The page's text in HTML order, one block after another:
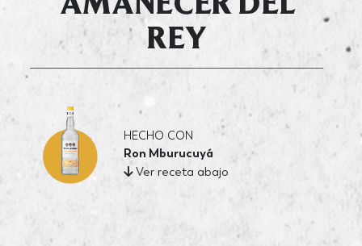
REY
HECHO CON
Ron Mburucuyá
Ver receta abajo